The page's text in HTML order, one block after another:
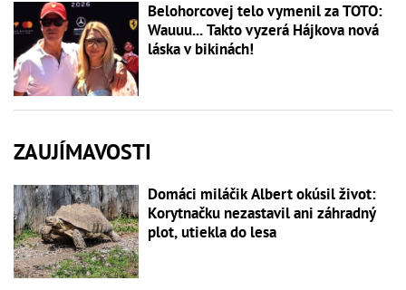
Belohorcovej telo vymenil za TOTO:
Wauuu... Takto vyzerá Hájkova nová
láska v bikinách!
ZAUJÍMAVOSTI
Domáci miláčik Albert okúsil život:
Korytnačku nezastavil ani záhradný
plot, utiekla do lesa